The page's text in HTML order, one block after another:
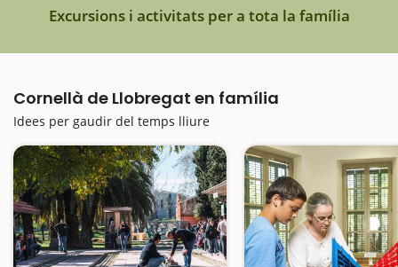
Excursions i activitats per a tota la família
Cornellà de Llobregat en família
Idees per gaudir del temps lliure